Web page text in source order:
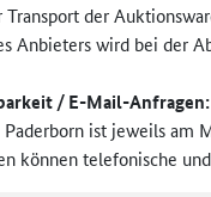
Transport der
Anbieters wird bei der
/ E-Mail-Anfragen:
ist jeweils am
können telefonische